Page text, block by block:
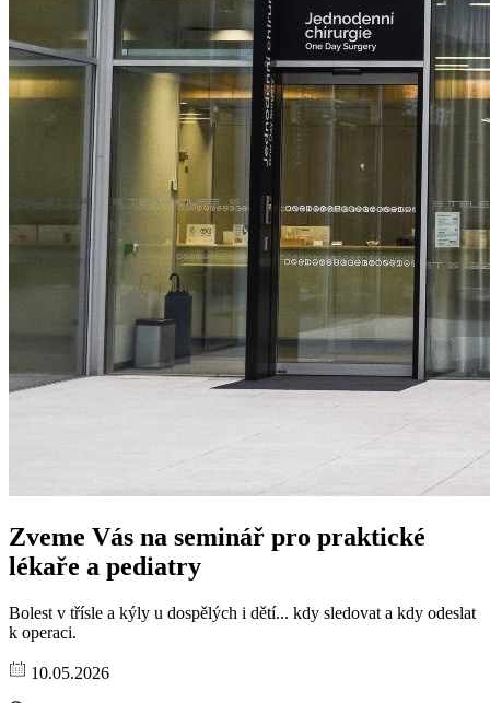
Zveme Vás na seminář pro praktické
lékaře a pediatry
Bolest v třísle a kýly u dospělých i dětí... kdy sledovat a kdy odeslat
k operaci.
10.05.2026